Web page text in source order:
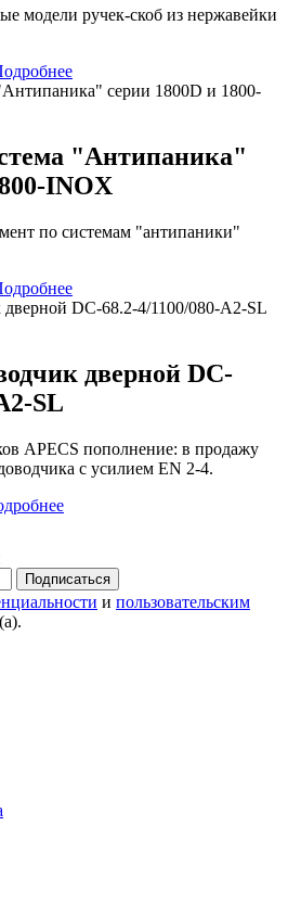
модели ручек-скоб из нержавейки
"Антипаника"
INOX
по системам "антипаники"
дверной DC-
SL
APECS пополнение: в продажу
с усилием EN 2-4.
Подписаться
и пользовательским